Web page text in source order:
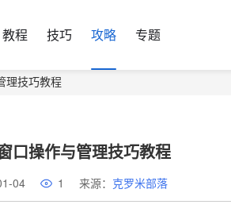
教程 技巧 攻略 专题
理技巧教程
口操作与管理技巧教程
04 1 来源： 克罗米部落